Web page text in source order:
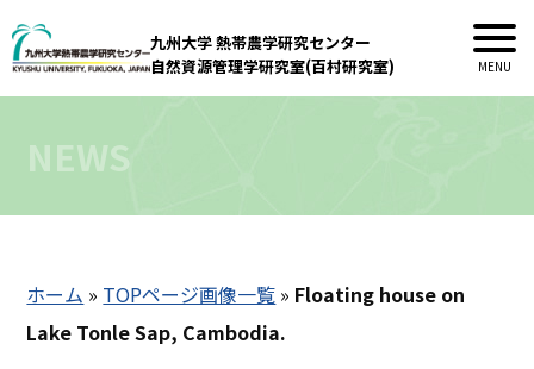
九州大学 熱帯農学研究センター
自然資源管理学研究室(百村研究室)
NEWS
ホーム » TOPページ画像一覧 » Floating house on
Lake Tonle Sap, Cambodia.